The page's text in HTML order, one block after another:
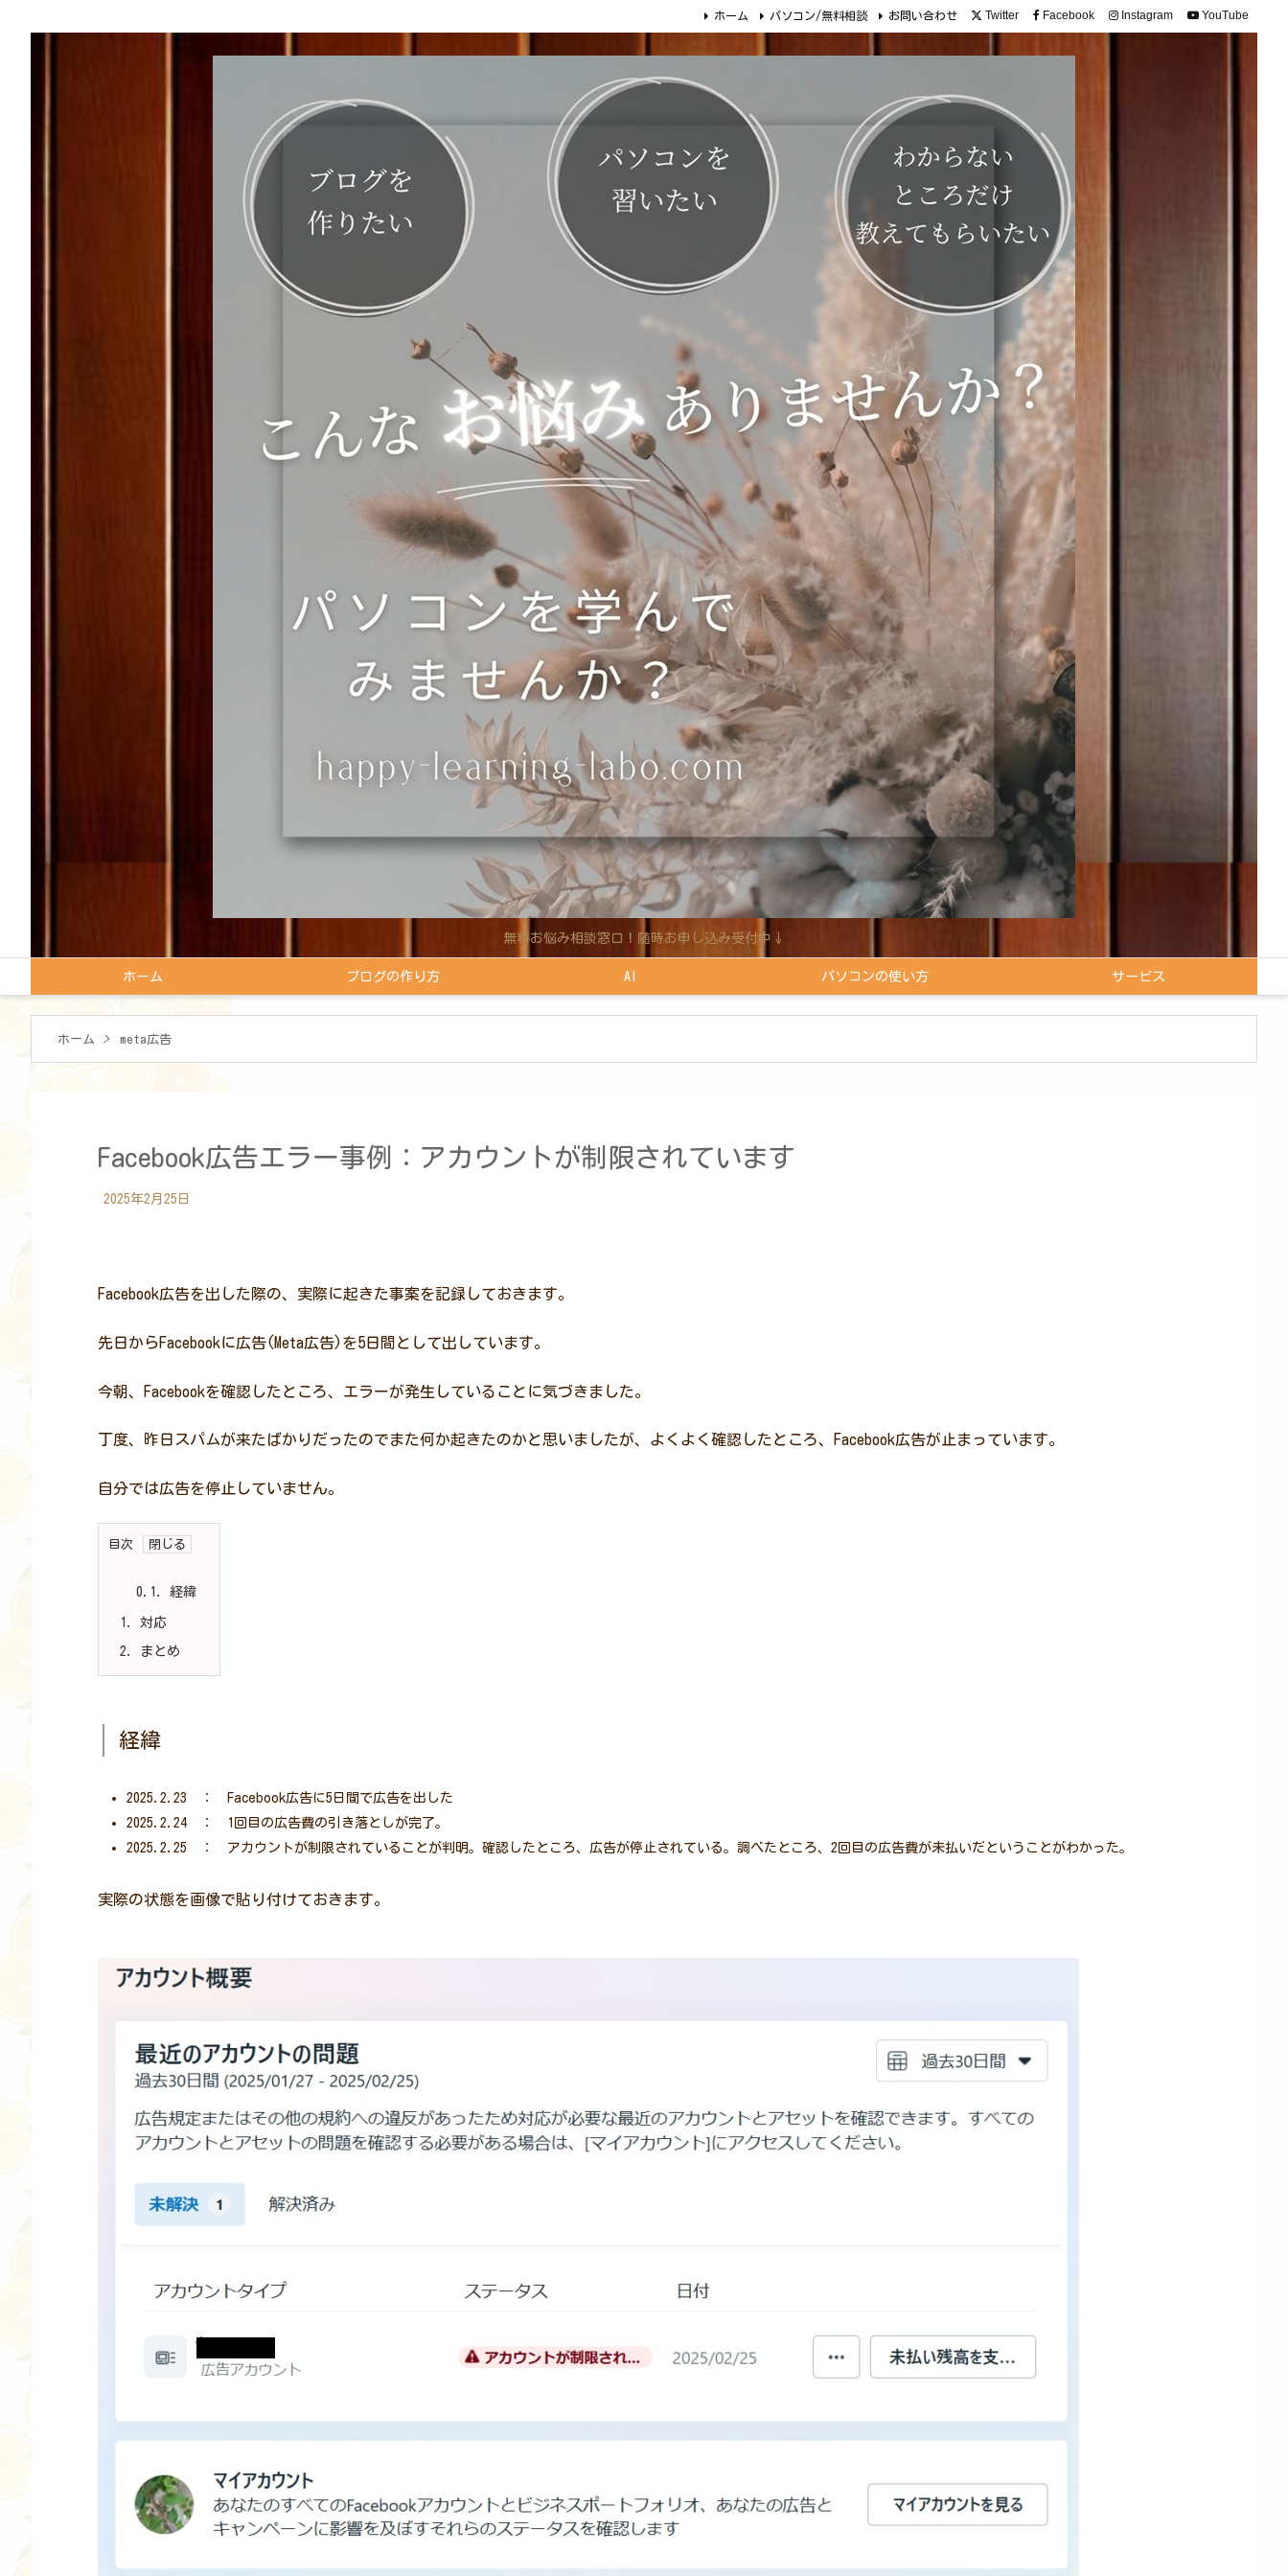
無料お悩み相談窓口！随時お申し込み受付中↓
ホーム ブログの作り方 AI パソコンの使い方 サービス
ホーム パソコン/無料相談 お問い合わせ Twitter Facebook Instagram YouTube
ホーム > meta広告
Facebook広告エラー事例：アカウントが制限されています
2025年2月25日
Facebook広告を出した際の、実際に起きた事案を記録しておきます。
先日からFacebookに広告(Meta広告)を5日間として出しています。
今朝、Facebookを確認したところ、エラーが発生していることに気づきました。
丁度、昨日スパムが来たばかりだったのでまた何か起きたのかと思いましたが、よくよく確認したところ、Facebook広告が止まっています。
自分では広告を停止していません。
目次
0.1. 経緯
1. 対応
2. まとめ
経緯
2025.2.23 ： Facebook広告に5日間で広告を出した
2025.2.24 ： 1回目の広告費の引き落としが完了。
2025.2.25 ： アカウントが制限されていることが判明。確認したところ、広告が停止されている。調べたところ、2回目の広告費が未払いだということがわかった。
実際の状態を画像で貼り付けておきます。